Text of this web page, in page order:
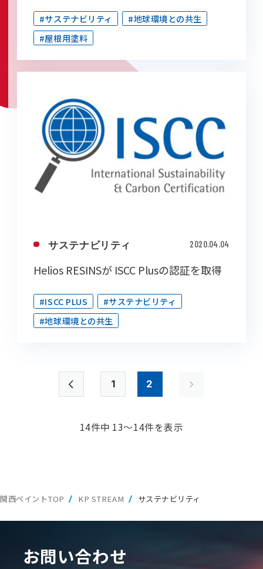
#サステナビリティ
#地球環境との共生
#屋根用塗料
サステナビリティ 2020.04.04
Helios RESINSが ISCC Plusの認証を取得
#ISCC PLUS
#サステナビリティ
#地球環境との共生
1 2
14件中 13～14件を表示
関西ペイントTOP KP STREAM サステナビリティ
お問い合わせ